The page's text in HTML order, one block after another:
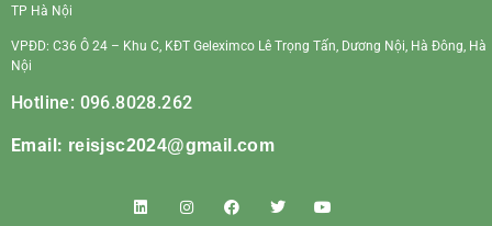
TP Hà Nội
VPĐD: C36 Ô 24 – Khu C, KĐT Geleximco Lê Trọng Tấn, Dương Nội, Hà Đông, Hà
Nội
Hotline: 096.8028.262
Email: reisjsc2024@gmail.com